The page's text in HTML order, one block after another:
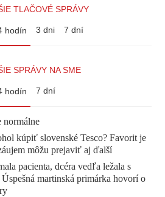
TLAČOVÉ SPRÁVY
hodín 3 dni 7 dní
SPRÁVY NA SME
hodín 7 dní
normálne
kúpiť slovenské Tesco? Favorit je
môžu prejaviť aj ďalší
pacienta, dcéra vedľa ležala s
martinská primárka hovorí o